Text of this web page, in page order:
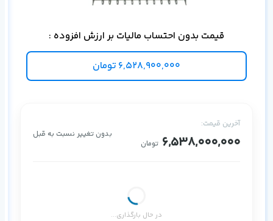
قیمت بدون احتساب مالیات بر ارزش افزوده :
6,528,900,000 تومان
آخرین قیمت:
6,538,000,000 تومان
بدون تغییر نسبت به قبل
در حال بارگذاری...